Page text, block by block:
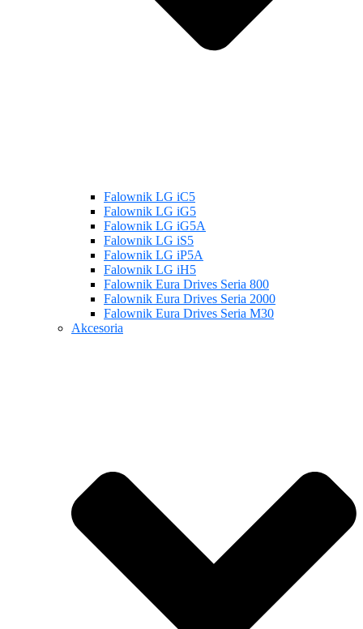
Falownik LG iC5
Falownik LG iG5
Falownik LG iG5A
Falownik LG iS5
Falownik LG iP5A
Falownik LG iH5
Falownik Eura Drives Seria 800
Falownik Eura Drives Seria 2000
Falownik Eura Drives Seria M30
Akcesoria